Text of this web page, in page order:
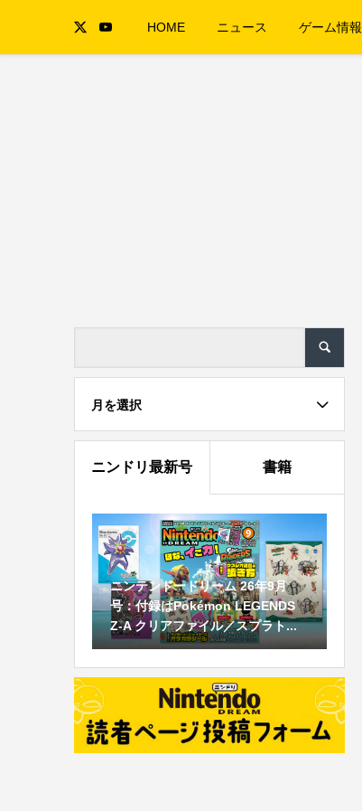
HOME ニュース ゲーム情報
月を選択
ニンドリ最新号 書籍
ニンテンドードリーム 26年9月
号：付録はPokémon LEGENDS
Z-A クリアファイル／スプラト...